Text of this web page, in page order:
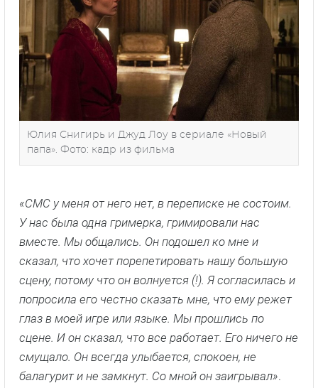
Юлия Снигирь и Джуд Лоу в сериале «Новый
папа». Фото: кадр из фильма
«СМС у меня от него нет, в переписке не состоим.
У нас была одна гримерка, гримировали нас
вместе. Мы общались. Он подошел ко мне и
сказал, что хочет порепетировать нашу большую
сцену, потому что он волнуется (!). Я согласилась и
попросила его честно сказать мне, что ему режет
глаз в моей игре или языке. Мы прошлись по
сцене. И он сказал, что все работает. Его ничего не
смущало. Он всегда улыбается, спокоен, не
балагурит и не замкнут. Со мной он заигрывал».